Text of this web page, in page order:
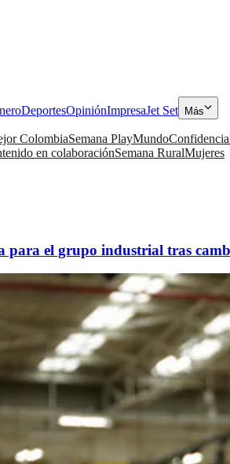
DeportesOpiniónImpresaJet Set Más
ColombiaSemana PlayMundo
en colaboraciónSemana RuralMujeres
para el grupo industrial tras